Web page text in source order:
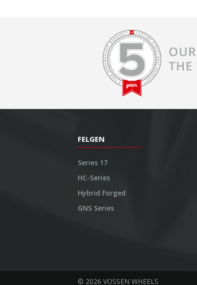
FELGEN
Series 17
HC-Series
Hybrid Forged
GNS Series
© 2026 VOSSEN WHEELS